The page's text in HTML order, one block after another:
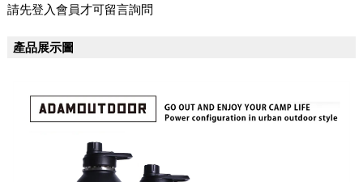
請先登入會員才可留言詢問
產品展示圖